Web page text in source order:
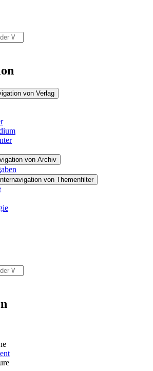
von Verlag
von Archiv
von Themenfilter